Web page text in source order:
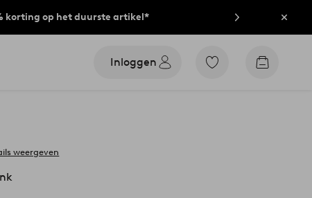
korting op het duurste artikel*
Inloggen
Ga
Go
weergeven